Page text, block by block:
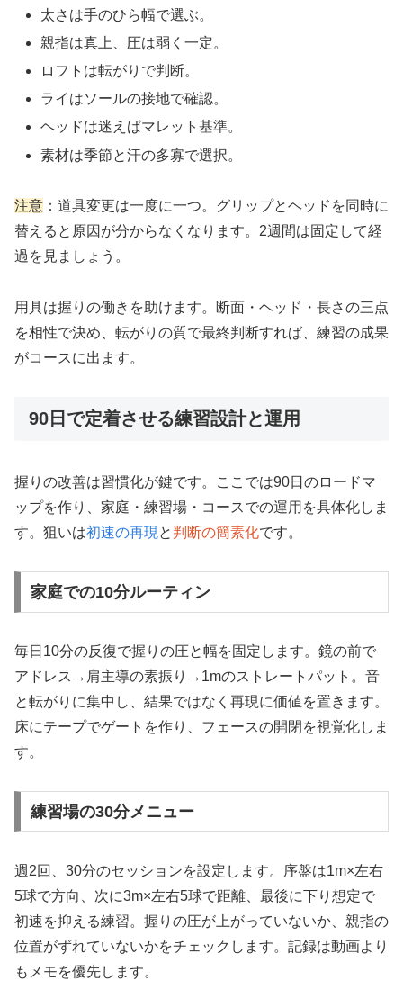
太さは手のひら幅で選ぶ。
親指は真上、圧は弱く一定。
ロフトは転がりで判断。
ライはソールの接地で確認。
ヘッドは迷えばマレット基準。
素材は季節と汗の多寡で選択。
注意 ：道具変更は一度に一つ。グリップとヘッドを同時に
替えると原因が分からなくなります。2週間は固定して経
過を見ましょう。
用具は握りの働きを助けます。断面・ヘッド・長さの三点
を相性で決め、転がりの質で最終判断すれば、練習の成果
がコースに出ます。
90日で定着させる練習設計と運用
握りの改善は習慣化が鍵です。ここでは90日のロードマ
ップを作り、家庭・練習場・コースでの運用を具体化しま
す。狙いは初速の再現と 判断の簡素化です。
家庭での10分ルーティン
毎日10分の反復で握りの圧と幅を固定します。鏡の前で
アドレス→肩主導の素振り→1mのストレートパット。音
と転がりに集中し、結果ではなく再現に価値を置きます。
床にテープでゲートを作り、フェースの開閉を視覚化しま
す。
練習場の30分メニュー
週2回、30分のセッションを設定します。序盤は1m×左右
5球で方向、次に3m×左右5球で距離、最後に下り想定で
初速を抑える練習。握りの圧が上がっていないか、親指の
位置がずれていないかをチェックします。記録は動画より
もメモを優先します。